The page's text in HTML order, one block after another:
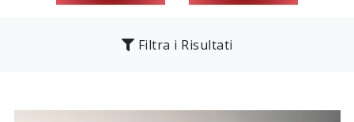
Filtra i Risultati